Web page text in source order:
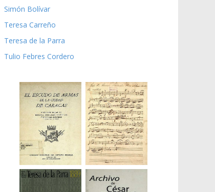
Simón Bolívar
Teresa Carreño
Teresa de la Parra
Tulio Febres Cordero